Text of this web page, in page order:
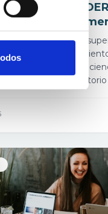
Por Qué
para
por qué WONDER
monetización,
completa de